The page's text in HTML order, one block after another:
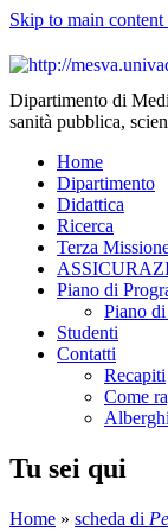
Skip to main content
Dipartimento di
sanità pubblica,
Home
Dipartimento
Didattica
Ricerca
Terza
Piano di
Piano
Studenti
Contatti
Recapiti
Come
Tu sei qui
Home » scheda di